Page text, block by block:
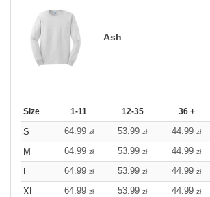
Ash
Size 1-11 12-35 36 +
S 64.99 zł 53.99 zł 44.99 zł
M
64.99 zł 53.99 zł 44.99 zł
L
64.99 zł 53.99 zł 44.99 zł
XL
64.99 zł 53.99 zł 44.99 zł